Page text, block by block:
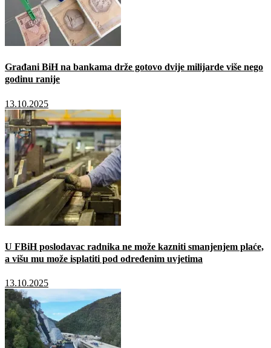
Građani BiH na bankama drže gotovo dvije milijarde više nego
godinu ranije
13.10.2025
U FBiH poslodavac radnika ne može kazniti smanjenjem plaće,
a višu mu može isplatiti pod određenim uvjetima
13.10.2025